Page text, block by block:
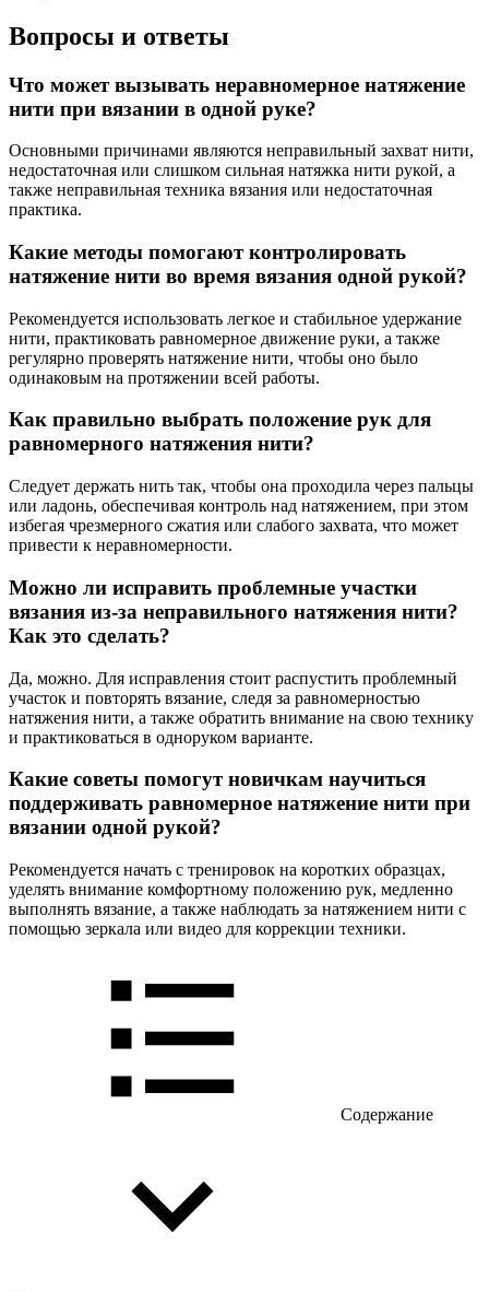
Вопросы и ответы
Что может вызывать неравномерное натяжение
нити при вязании в одной руке?
Основными причинами являются неправильный захват нити,
недостаточная или слишком сильная натяжка нити рукой, а
также неправильная техника вязания или недостаточная
практика.
Какие методы помогают контролировать
натяжение нити во время вязания одной рукой?
Рекомендуется использовать легкое и стабильное удержание
нити, практиковать равномерное движение руки, а также
регулярно проверять натяжение нити, чтобы оно было
одинаковым на протяжении всей работы.
Как правильно выбрать положение рук для
равномерного натяжения нити?
Следует держать нить так, чтобы она проходила через пальцы
или ладонь, обеспечивая контроль над натяжением, при этом
избегая чрезмерного сжатия или слабого захвата, что может
привести к неравномерности.
Можно ли исправить проблемные участки
вязания из-за неправильного натяжения нити?
Как это сделать?
Да, можно. Для исправления стоит распустить проблемный
участок и повторять вязание, следя за равномерностью
натяжения нити, а также обратить внимание на свою технику
и практиковаться в одноруком варианте.
Какие советы помогут новичкам научиться
поддерживать равномерное натяжение нити при
вязании одной рукой?
Рекомендуется начать с тренировок на коротких образцах,
уделять внимание комфортному положению рук, медленно
выполнять вязание, а также наблюдать за натяжением нити с
помощью зеркала или видео для коррекции техники.
Содержание